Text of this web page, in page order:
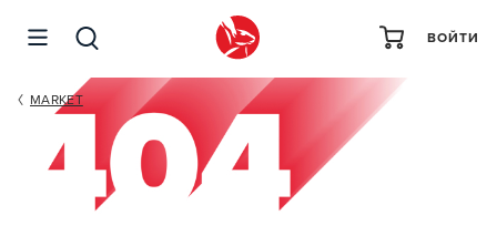
ВОЙТИ
MARKET